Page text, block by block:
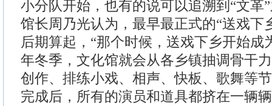
小分队开始，也有的说可以追溯到“文革
馆长周乃光认为，最早最正式的“送戏下
后期算起，“那个时候，送戏下乡开始成
年冬季，文化馆就会从各乡镇抽调骨干
创作、排练小戏、相声、快板、歌舞等
完成后，所有的演员和道具都挤在一辆